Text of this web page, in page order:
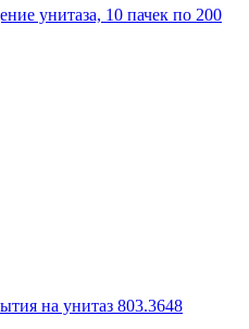
унитаза, 10 пачек по 200
на унитаз 803.3648